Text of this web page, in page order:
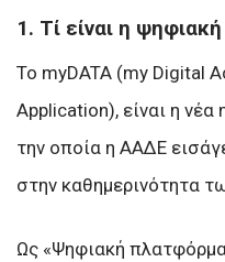
1. Τί είναι η
Το myDATA (my Digital
Application), είναι η
την οποία η ΑΑΔΕ
στην καθημερινότητα
Ως «Ψηφιακή